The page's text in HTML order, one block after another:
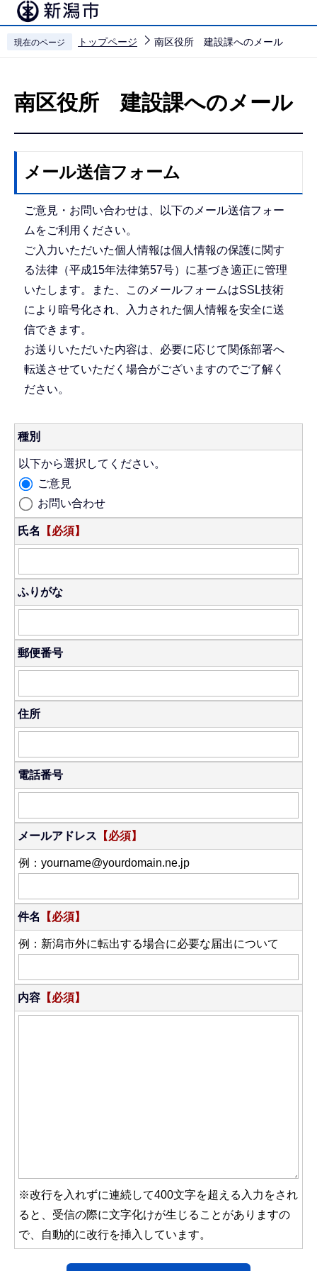
の
現在のページ トップページ 南区役所 建設課へのメール
南区役所 建設課へのメール
メール送信フォーム
ご意見・お問い合わせは、以下のメール送信フォー
ムをご利用ください。
ご入力いただいた個人情報は個人情報の保護に関す
る法律（平成15年法律第57号）に基づき適正に管理
いたします。また、このメールフォームはSSL技術
により暗号化され、入力された個人情報を安全に送
信できます。
お送りいただいた内容は、必要に応じて関係部署へ
転送させていただく場合がございますのでご了解く
ださい。
種別
以下から選択してください。
ご意見
お問い合わせ
氏名 【必須】
ふりがな
郵便番号
住所
電話番号
メールアドレス 【必須】
例：yourname@yourdomain.ne.jp
件名 【必須】
例：新潟市外に転出する場合に必要な届出について
内容 【必須】
※改行を入れずに連続して400文字を超える入力をされ
ると、受信の際に文字化けが生じることがありますの
で、自動的に改行を挿入しています。